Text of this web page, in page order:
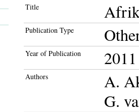
Title
Publication Type
Year of Publication 2011
Authors
A.
G.